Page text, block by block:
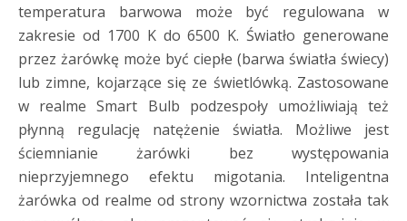
temperatura barwowa może być regulowana w
zakresie od 1700 K do 6500 K. Światło generowane
przez żarówkę może być ciepłe (barwa światła świecy)
lub zimne, kojarzące się ze świetlówką. Zastosowane
w realme Smart Bulb podzespoły umożliwiają też
płynną regulację natężenie światła. Możliwe jest
ściemnianie żarówki bez występowania
nieprzyjemnego efektu migotania. Inteligentna
żarówka od realme od strony wzornictwa została tak